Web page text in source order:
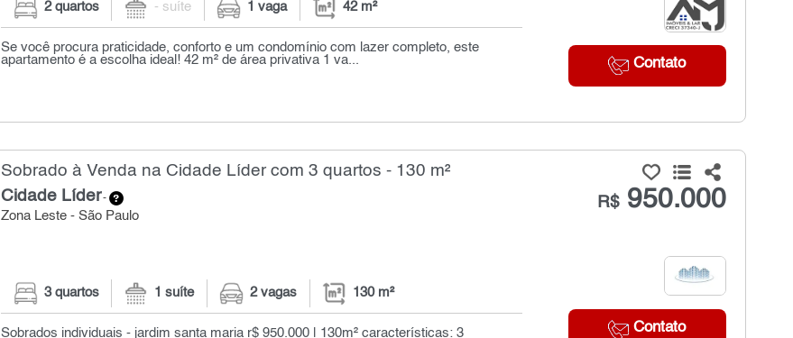
Contato
2 quartos - suíte 1 vaga 42 m²
Se você procura praticidade, conforto e um condomínio com lazer completo, este
apartamento é a escolha ideal! 42 m² de área privativa 1 va...
Sobrado à Venda na Cidade Líder com 3 quartos - 130 m²
Cidade Líder-
Zona Leste - São Paulo
R$950.000
Contato
3 quartos 1 suíte 2 vagas 130 m²
Sobrados individuais - jardim santa maria r$ 950.000 | 130m² características: 3